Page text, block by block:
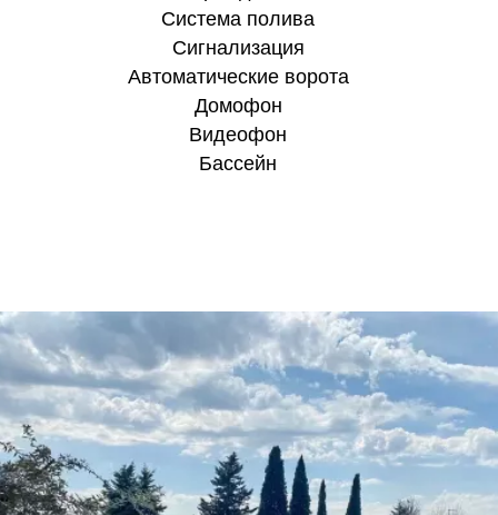
Система полива
Сигнализация
Автоматические ворота
Домофон
Видеофон
Бассейн